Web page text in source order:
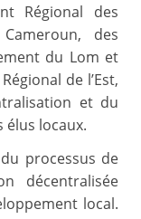
Régional des
des
du Lom et
de l’Est,
et du
élus locaux.
processus de
décentralisée
local.